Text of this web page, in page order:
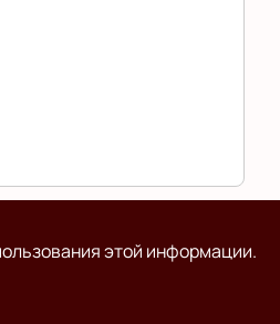
этой информации.